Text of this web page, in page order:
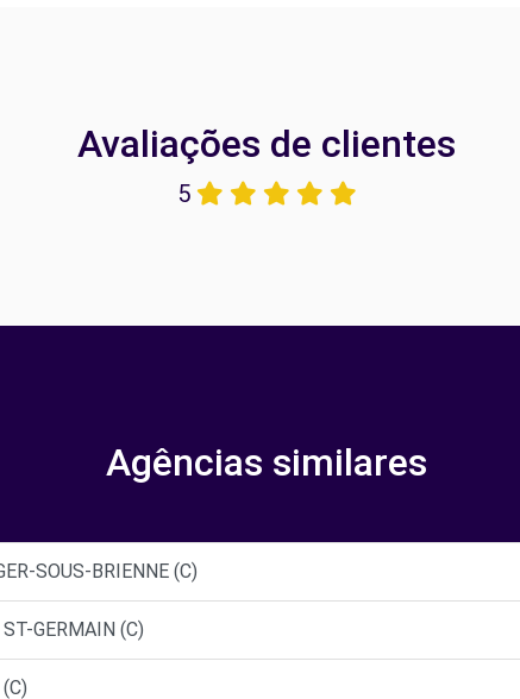
Avaliações de clientes
5
Agências similares
SOUS-BRIENNE (C)
GERMAIN (C)